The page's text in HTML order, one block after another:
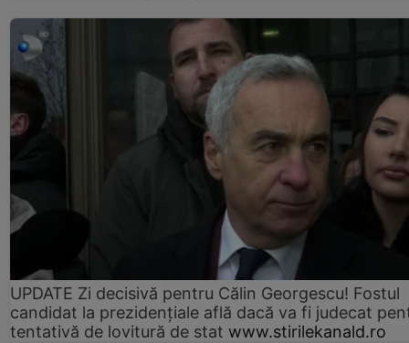
UPDATE Zi decisivă pentru Călin Georgescu! Fostul
candidat la prezidențiale află dacă va fi judecat
tentativă de lovitură de stat www.stirilekanald.ro